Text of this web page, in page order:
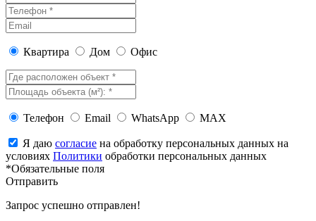
Квартира Дом Офис
Телефон Email WhatsApp MAX
Я даю согласие на обработку персональных данных на
условиях Политики обработки персональных данных
*Обязательные поля
Отправить
Запрос успешно отправлен!